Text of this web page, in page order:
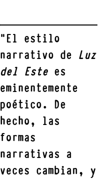
"El estilo
narrativo de Luz
del Estees
eminentemente
poético. De
hecho, las
formas
narrativas a
veces cambian, y